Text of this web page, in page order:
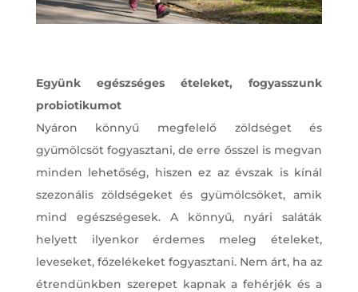
Együnk egészséges ételeket, fogyasszunk
probiotikumot
Nyáron könnyű megfelelő zöldséget és
gyümölcsöt fogyasztani, de erre ősszel is megvan
minden lehetőség, hiszen ez az évszak is kínál
szezonális zöldségeket és gyümölcsöket, amik
mind egészségesek. A könnyű, nyári saláták
helyett ilyenkor érdemes meleg ételeket,
leveseket, főzelékeket fogyasztani. Nem árt, ha az
étrendünkben szerepet kapnak a fehérjék és a